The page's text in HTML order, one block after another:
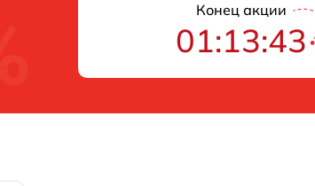
Конец акции
01:13:42